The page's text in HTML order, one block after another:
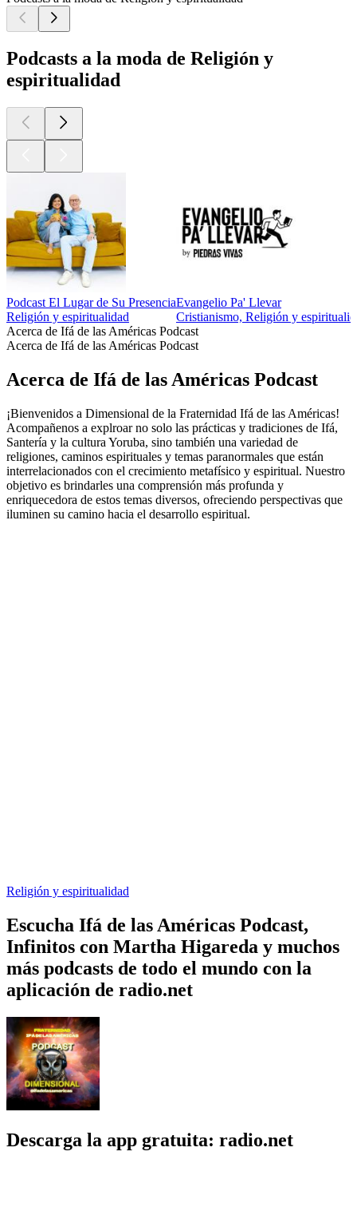
Podcasts a la moda de Religión y
espiritualidad
Podcast El Lugar de Su Presencia
Religión y espiritualidad
Evangelio Pa' Llevar
Cristianismo, Religión y
Acerca de Ifá de las Américas Podcast
Acerca de Ifá de las Américas Podcast
Acerca de Ifá de las Américas Podcast
¡Bienvenidos a Dimensional de la Fraternidad Ifá de las Américas!
Acompañenos a explroar no solo las prácticas y tradiciones de Ifá,
Santería y la cultura Yoruba, sino también una variedad de
religiones, caminos espirituales y temas paranormales que están
interrelacionados con el crecimiento metafísico y espiritual. Nuestro
objetivo es brindarles una comprensión más profunda y
enriquecedora de estos temas diversos, ofreciendo perspectivas que
iluminen su camino hacia el desarrollo espiritual.
Religión y espiritualidad
Escucha Ifá de las Américas Podcast,
Infinitos con Martha Higareda y muchos
más podcasts de todo el mundo con la
aplicación de radio.net
Descarga la app gratuita: radio.net